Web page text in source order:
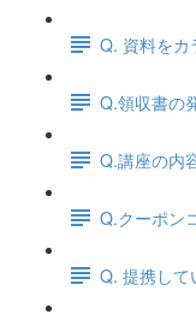
Q. 資料をカ
Q.領収書の
Q.講座の内
Q.クーポン
Q. 提携して